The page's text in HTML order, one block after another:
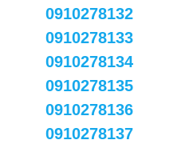
0910278132
0910278133
0910278134
0910278135
0910278136
0910278137